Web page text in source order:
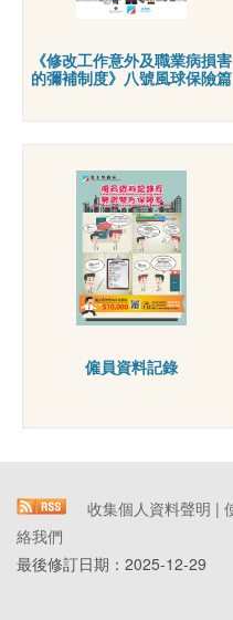
《修改工作意外及職業病損害
的彌補制度》八號風球保險篇
僱員資料記錄
收集個人資料聲明 |
絡我們
最後修訂日期： 2025-12-29